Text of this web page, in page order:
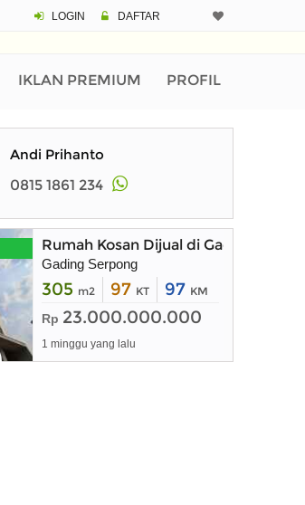
LOGIN DAFTAR
IKLAN PREMIUM PROFIL
Andi Prihanto
0815 1861 234
Rumah Kosan Dijual di Gading
Gading Serpong
305 m2 97 KT 97 KM
Rp 23.000.000.000
1 minggu yang lalu